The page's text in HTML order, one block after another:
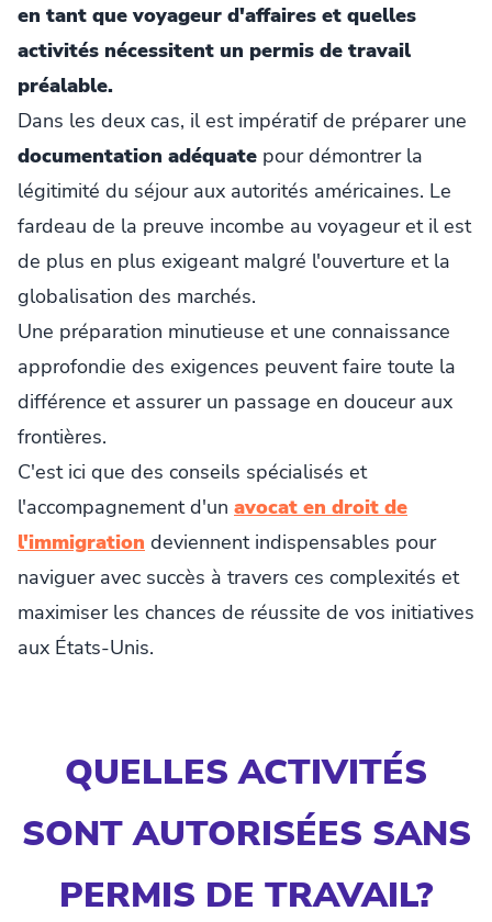
en tant que voyageur d'affaires et quelles
activités nécessitent un permis de travail
préalable.
Dans les deux cas, il est impératif de préparer une
documentation adéquate pour démontrer la
légitimité du séjour aux autorités américaines. Le
fardeau de la preuve incombe au voyageur et il est
de plus en plus exigeant malgré l'ouverture et la
globalisation des marchés.
Une préparation minutieuse et une connaissance
approfondie des exigences peuvent faire toute la
différence et assurer un passage en douceur aux
frontières.
C'est ici que des conseils spécialisés et
l'accompagnement d'un avocat en droit de
l'immigration deviennent indispensables pour
naviguer avec succès à travers ces complexités et
maximiser les chances de réussite de vos initiatives
aux États-Unis.
QUELLES ACTIVITÉS
SONT AUTORISÉES SANS
PERMIS DE TRAVAIL?